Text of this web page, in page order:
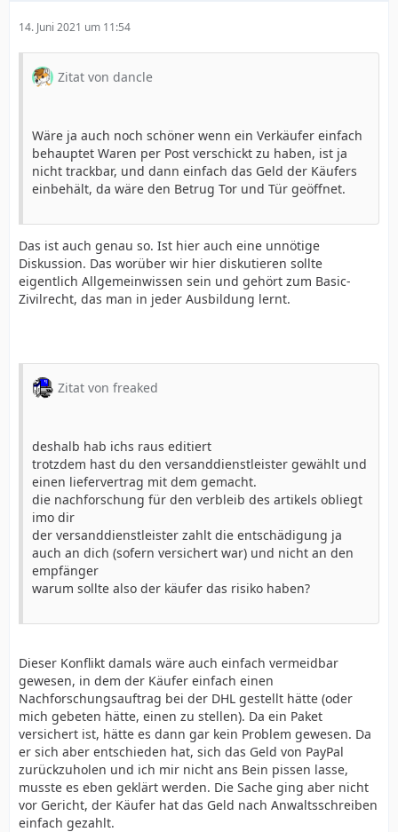
14. Juni 2021 um 11:54
Zitat von dancle
Wäre ja auch noch schöner wenn ein Verkäufer einfach
behauptet Waren per Post verschickt zu haben, ist ja
nicht trackbar, und dann einfach das Geld der Käufers
einbehält, da wäre den Betrug Tor und Tür geöffnet.
Das ist auch genau so. Ist hier auch eine unnötige
Diskussion. Das worüber wir hier diskutieren sollte
eigentlich Allgemeinwissen sein und gehört zum Basic-
Zivilrecht, das man in jeder Ausbildung lernt.
Zitat von freaked
deshalb hab ichs raus editiert
trotzdem hast du den versanddienstleister gewählt und
einen liefervertrag mit dem gemacht.
die nachforschung für den verbleib des artikels obliegt
imo dir
der versanddienstleister zahlt die entschädigung ja
auch an dich (sofern versichert war) und nicht an den
empfänger
warum sollte also der käufer das risiko haben?
Dieser Konflikt damals wäre auch einfach vermeidbar
gewesen, in dem der Käufer einfach einen
Nachforschungsauftrag bei der DHL gestellt hätte (oder
mich gebeten hätte, einen zu stellen). Da ein Paket
versichert ist, hätte es dann gar kein Problem gewesen. Da
er sich aber entschieden hat, sich das Geld von PayPal
zurückzuholen und ich mir nicht ans Bein pissen lasse,
musste es eben geklärt werden. Die Sache ging aber nicht
vor Gericht, der Käufer hat das Geld nach Anwaltsschreiben
einfach gezahlt.